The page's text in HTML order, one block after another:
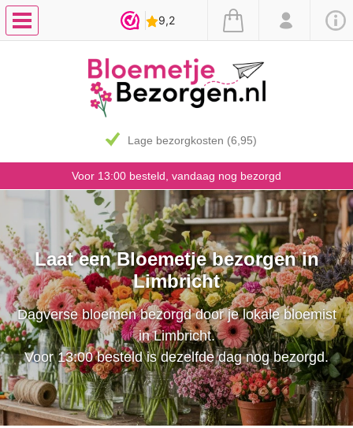
Lage bezorgkosten (6,95)
Voor 13:00 besteld, vandaag nog bezorgd
Laat een Bloemetje bezorgen in
Limbricht
Dagverse bloemen bezorgd door je lokale bloemist
in Limbricht.
Voor 13:00 besteld is dezelfde dag nog bezorgd.